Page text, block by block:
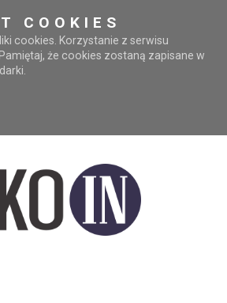
COOKIES
cookies. Korzystanie z serwisu
że cookies zostaną zapisane w